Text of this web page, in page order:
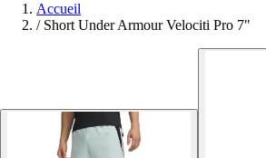
Accueil
/ Short Under Armour Velociti Pro 7"